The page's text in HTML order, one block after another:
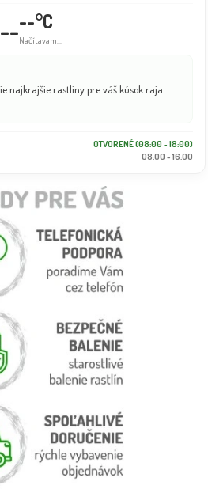
----°C
Načítavam...
najkrajšie rastliny pre váš kúsok raja.
OTVORENÉ (08:00 - 18:00)
08:00 - 16:00